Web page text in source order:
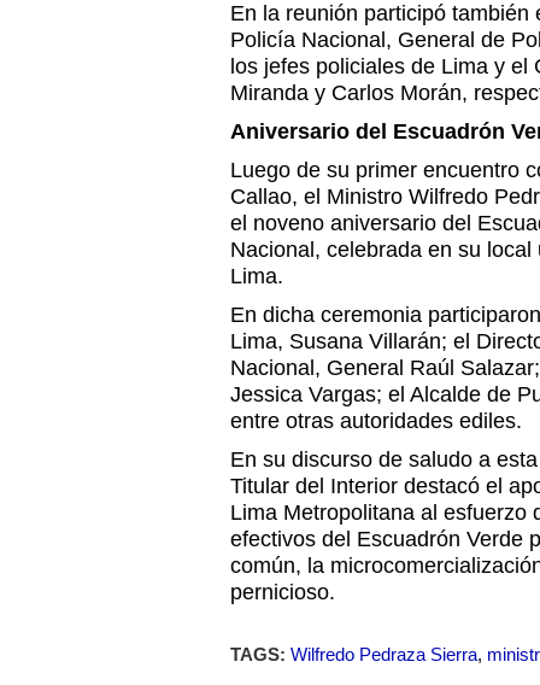
En la reunión participó también
Policía Nacional, General de
los jefes policiales de Lima y el
Miranda y Carlos Morán,
Aniversario del Escuadrón
Luego de su primer encuentro
Callao, el Ministro Wilfredo
el noveno aniversario del
Nacional, celebrada en su
Lima.
En dicha ceremonia
Lima, Susana Villarán; el
Nacional, General Raúl
Jessica Vargas; el Alcalde de
entre otras autoridades ediles.
En su discurso de saludo a
Titular del Interior destacó el
Lima Metropolitana al esfuerzo
efectivos del Escuadrón Verde
común, la
pernicioso.
TAGS: Wilfredo Pedraza Sierra,